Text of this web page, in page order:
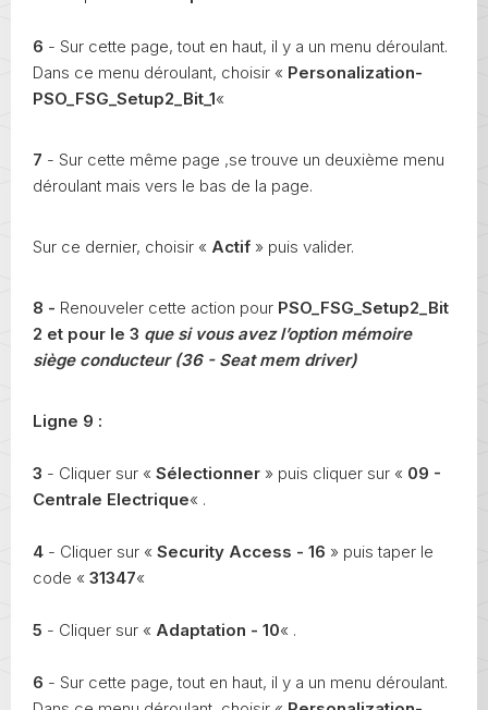
6 - Sur cette page, tout en haut, il y a un menu déroulant.
Dans ce menu déroulant, choisir « Personalization-
PSO_FSG_Setup2_Bit_1«
7 - Sur cette même page ,se trouve un deuxième menu
déroulant mais vers le bas de la page.
Sur ce dernier, choisir « Actif » puis valider.
8 - Renouveler cette action pour PSO_FSG_Setup2_Bit
2 et pour le 3 que si vous avez l’option mémoire
siège conducteur (36 - Seat mem driver)
Ligne 9 :
3 - Cliquer sur « Sélectionner » puis cliquer sur « 09 -
Centrale Electrique« .
4 - Cliquer sur « Security Access - 16 » puis taper le
code « 31347«
5 - Cliquer sur « Adaptation - 10« .
6 - Sur cette page, tout en haut, il y a un menu déroulant.